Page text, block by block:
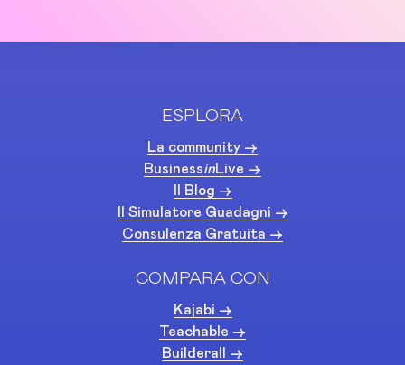
ESPLORA
La community ->
BusinessinLive ->
Il Blog ->
Il Simulatore Guadagni ->
Consulenza Gratuita ->
COMPARA CON
Kajabi ->
Teachable ->
Builderall ->